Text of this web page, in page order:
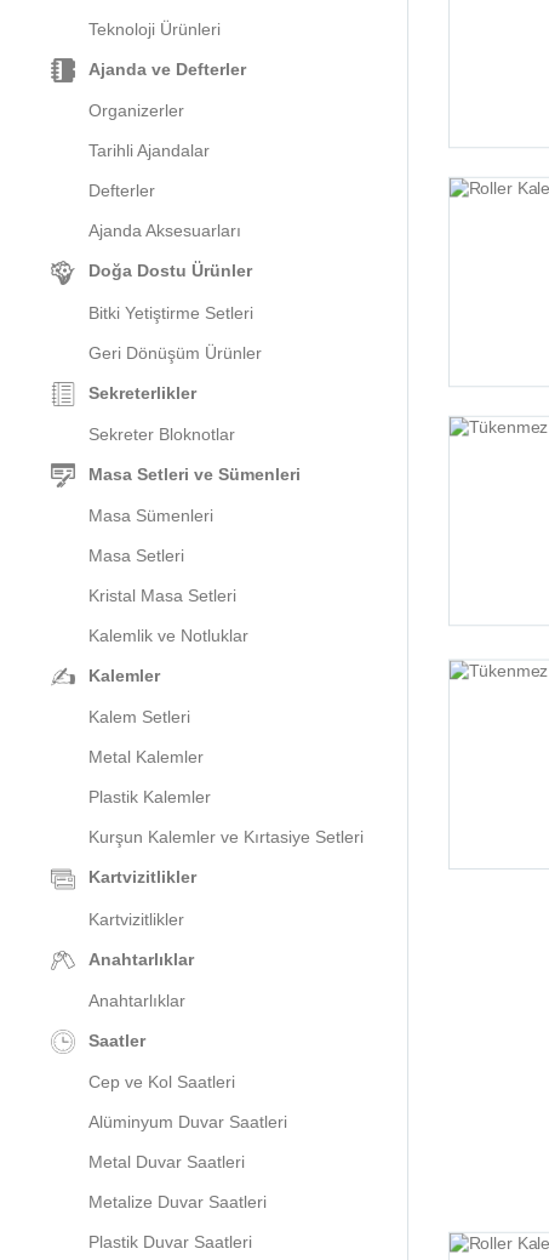
Teknoloji Ürünleri
Ajanda ve Defterler
Organizerler
Tarihli Ajandalar
Defterler
Ajanda Aksesuarları
Doğa Dostu Ürünler
Bitki Yetiştirme Setleri
Geri Dönüşüm Ürünler
Sekreterlikler
Sekreter Bloknotlar
Masa Setleri ve Sümenleri
Masa Sümenleri
Masa Setleri
Kristal Masa Setleri
Kalemlik ve Notluklar
Kalemler
Kalem Setleri
Metal Kalemler
Plastik Kalemler
Kurşun Kalemler ve Kırtasiye Setleri
Kartvizitlikler
Kartvizitlikler
Anahtarlıklar
Anahtarlıklar
Saatler
Cep ve Kol Saatleri
Alüminyum Duvar Saatleri
Metal Duvar Saatleri
Metalize Duvar Saatleri
Plastik Duvar Saatleri